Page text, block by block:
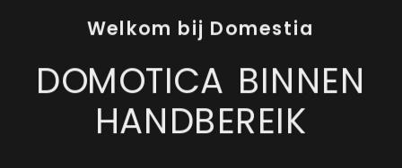
Welkom bij Domestia
DOMOTICA BINNEN
HANDBEREIK